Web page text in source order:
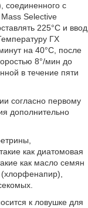
соединенного с
Selective
225°С и ввод
ГХ
на 40°С, после
8°/мин до
в течение пяти
согласно первому
дополнительно
как диатомовая
как масло семян
к ловушке для